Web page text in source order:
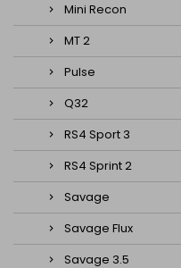
Mini Recon
MT 2
Pulse
Q32
RS4 Sport 3
RS4 Sprint 2
Savage
Savage Flux
Savage 3.5